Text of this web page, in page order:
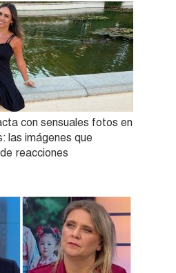
con sensuales fotos en
las imágenes que
reacciones